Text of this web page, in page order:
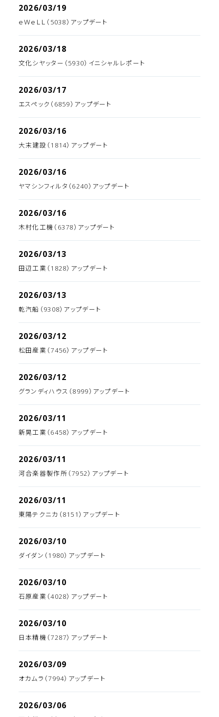
2026/03/19
ｅＷｅＬＬ（5038）アップデート
2026/03/18
文化シヤッター（5930）イニシャルレポート
2026/03/17
エスペック（6859）アップデート
2026/03/16
大末建設（1814）アップデート
2026/03/16
ヤマシンフィルタ（6240）アップデート
2026/03/16
木村化工機（6378）アップデート
2026/03/13
田辺工業（1828）アップデート
2026/03/13
乾汽船（9308）アップデート
2026/03/12
松田産業（7456）アップデート
2026/03/12
グランディハウス（8999）アップデート
2026/03/11
新晃工業（6458）アップデート
2026/03/11
河合楽器製作所（7952）アップデート
2026/03/11
東陽テクニカ（8151）アップデート
2026/03/10
ダイダン（1980）アップデート
2026/03/10
石原産業（4028）アップデート
2026/03/10
日本精機（7287）アップデート
2026/03/09
オカムラ（7994）アップデート
2026/03/06